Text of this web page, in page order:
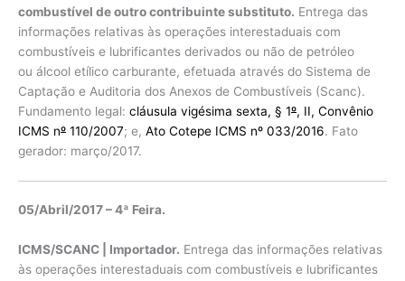
combustível de outro contribuinte substituto. Entrega das
informações relativas às operações interestaduais com
combustíveis e lubrificantes derivados ou não de petróleo
ou álcool etílico carburante, efetuada através do Sistema de
Captação e Auditoria dos Anexos de Combustíveis (Scanc).
Fundamento legal: cláusula vigésima sexta, § 1º, II, Convênio
ICMS nº 110/2007; e, Ato Cotepe ICMS nº 033/2016. Fato
gerador: março/2017.
05/Abril/2017 – 4ª Feira.
ICMS/SCANC | Importador. Entrega das informações relativas
às operações interestaduais com combustíveis e lubrificantes